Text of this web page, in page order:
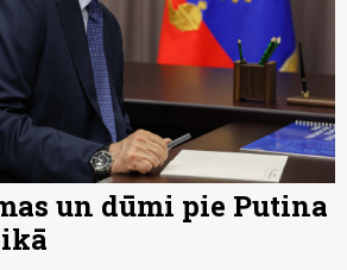
un dūmi pie Putina